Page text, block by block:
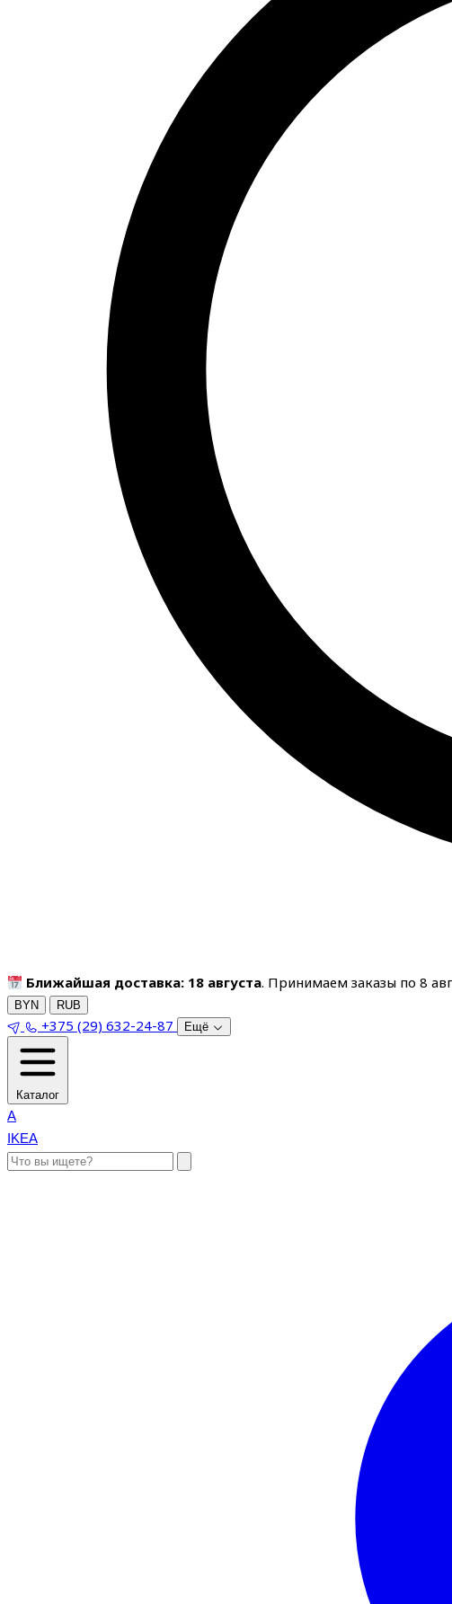
Ближайшая доставка: 18 августа. Принимаем заказы по 8
BYN RUB
+375 (29) 632-24-87 Ещё
Каталог
A
IKEA